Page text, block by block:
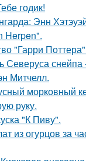
годик!
Энн
Herpen".
"Гарри
снейпа
Митчелл.
морковный
руку.
"К Пиву".
из огурцов за